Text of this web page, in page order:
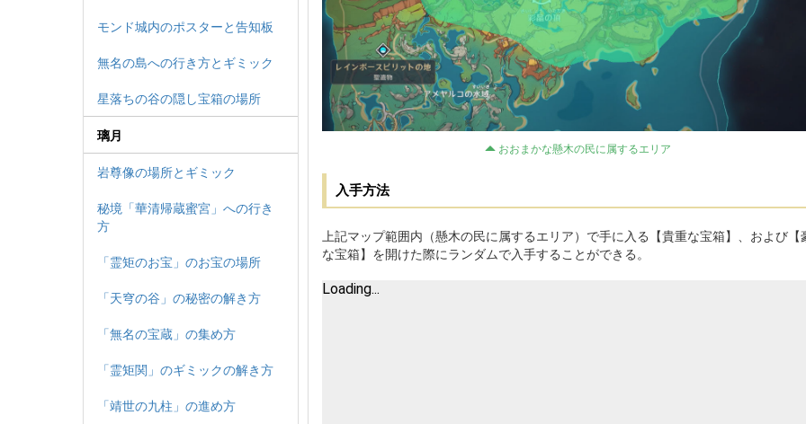
モンド城内のポスターと告知板
無名の島への行き方とギミック
星落ちの谷の隠し宝箱の場所
璃月
岩尊像の場所とギミック
秘境「華清帰蔵蜜宮」への行き
方
「霊矩のお宝」のお宝の場所
「天穹の谷」の秘密の解き方
「無名の宝蔵」の集め方
「霊矩関」のギミックの解き方
「靖世の九柱」の進め方
おおまかな懸木の民に属するエリア
入手方法
上記マップ範囲内（懸木の民に属するエリア）で手に入る【貴重な宝箱】、および【
な宝箱】を開けた際にランダムで入手することができる。